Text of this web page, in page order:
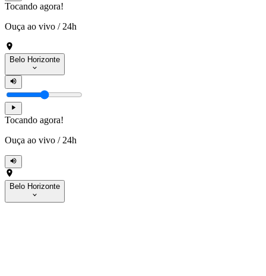
Tocando agora!
Ouça ao vivo / 24h
Belo Horizonte
Tocando agora!
Ouça ao vivo / 24h
Belo Horizonte